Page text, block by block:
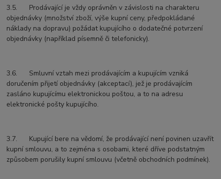
3.5. Prodávající je vždy oprávněn v závislosti na charakteru
objednávky (množství zboží, výše kupní ceny, předpokládané
náklady na dopravu) požádat kupujícího o dodatečné potvrzení
objednávky (například písemně či telefonicky).
3.6. Smluvní vztah mezi prodávajícím a kupujícím vzniká
doručením přijetí objednávky (akceptací), jež je prodávajícím
zasláno kupujícímu elektronickou poštou, a to na adresu
elektronické pošty kupujícího.
3.7. Kupující bere na vědomí, že prodávající není povinen uzavřít
kupní smlouvu, a to zejména s osobami, které dříve podstatným
způsobem porušily kupní smlouvu (včetně obchodních podmínek).